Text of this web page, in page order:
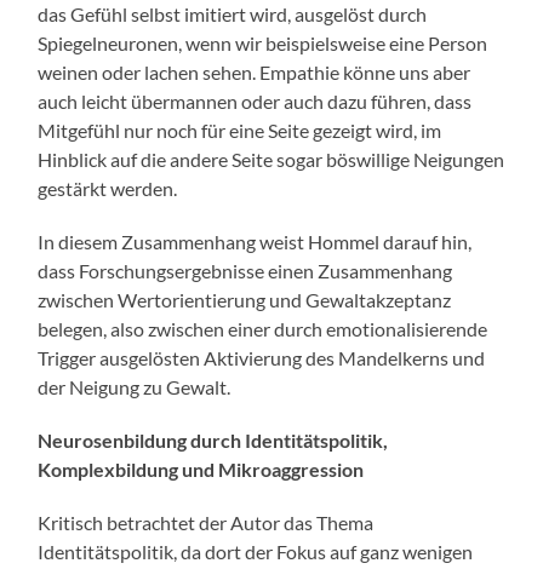
das Gefühl selbst imitiert wird, ausgelöst durch
Spiegelneuronen, wenn wir beispielsweise eine Person
weinen oder lachen sehen. Empathie könne uns aber
auch leicht übermannen oder auch dazu führen, dass
Mitgefühl nur noch für eine Seite gezeigt wird, im
Hinblick auf die andere Seite sogar böswillige Neigungen
gestärkt werden.
In diesem Zusammenhang weist Hommel darauf hin,
dass Forschungsergebnisse einen Zusammenhang
zwischen Wertorientierung und Gewaltakzeptanz
belegen, also zwischen einer durch emotionalisierende
Trigger ausgelösten Aktivierung des Mandelkerns und
der Neigung zu Gewalt.
Neurosenbildung durch Identitätspolitik,
Komplexbildung und Mikroaggression
Kritisch betrachtet der Autor das Thema
Identitätspolitik, da dort der Fokus auf ganz wenigen